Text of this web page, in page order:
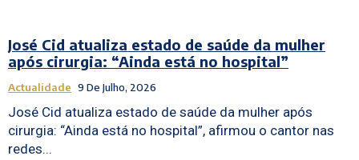
José Cid atualiza estado de saúde da mulher
após cirurgia: “Ainda está no hospital”
Actualidade 9 De Julho, 2026
José Cid atualiza estado de saúde da mulher após
cirurgia: “Ainda está no hospital”, afirmou o cantor nas
redes...